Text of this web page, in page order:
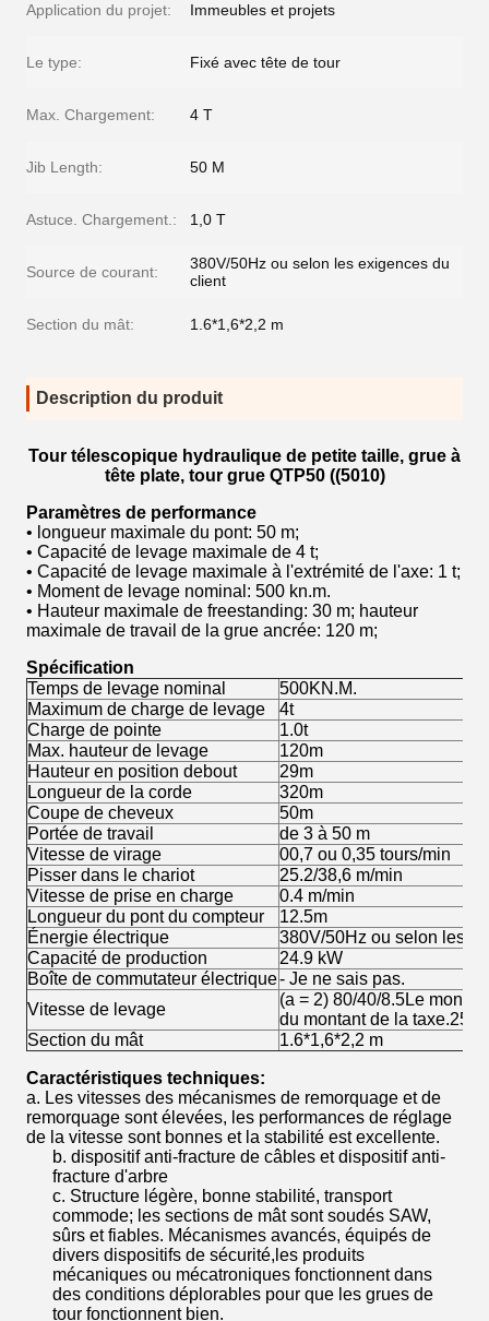
Application du projet: Immeubles et projets
Le type: Fixé avec tête de tour
Max. Chargement: 4 T
Jib Length: 50 M
Astuce. Chargement.: 1,0 T
Source de courant:
380V/50Hz ou selon les exigences du
client
Section du mât: 1.6*1,6*2,2 m
Description du produit
Tour télescopique hydraulique de petite taille, grue à
tête plate, tour grue QTP50 ((5010)
Paramètres de performance
• longueur maximale du pont: 50 m;
• Capacité de levage maximale de 4 t;
• Capacité de levage maximale à l'extrémité de l'axe: 1 t;
• Moment de levage nominal: 500 kn.m.
• Hauteur maximale de freestanding: 30 m; hauteur
maximale de travail de la grue ancrée: 120 m;
Spécification
Temps de levage nominal
500KN.M.
Maximum de charge de levage
4t
Charge de pointe
1.0t
Max. hauteur de levage
120m
Hauteur en position debout
29m
Longueur de la corde
320m
Coupe de cheveux
50m
Portée de travail
de 3 à 50 m
Vitesse de virage
00,7 ou 0,35 tours/min
Pisser dans le chariot
25.2/38,6 m/min
Vitesse de prise en charge
0.4 m/min
Longueur du pont du compteur
12.5m
Énergie électrique
380V/50Hz ou selon les
Capacité de production
24.9 kW
Boîte de commutateur électrique- Je ne sais pas.
Vitesse de levage
(a = 2) 80/40/8.5Le
du montant de la taxe.25
Section du mât
1.6*1,6*2,2 m
Caractéristiques techniques:
a. Les vitesses des mécanismes de remorquage et de
remorquage sont élevées, les performances de réglage
de la vitesse sont bonnes et la stabilité est excellente.
b. dispositif anti-fracture de câbles et dispositif anti-
fracture d'arbre
c. Structure légère, bonne stabilité, transport
commode; les sections de mât sont soudés SAW,
sûrs et fiables. Mécanismes avancés, équipés de
divers dispositifs de sécurité,les produits
mécaniques ou mécatroniques fonctionnent dans
des conditions déplorables pour que les grues de
tour fonctionnent bien.